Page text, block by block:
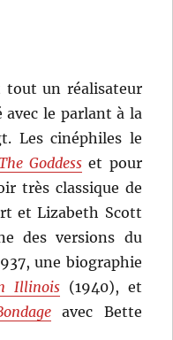
tout un réalisateur
avec le parlant à la
Les cinéphiles le
Goddess et pour
très classique de
et Lizabeth Scott
des versions du
une biographie
Illinois(1940), et
avec Bette